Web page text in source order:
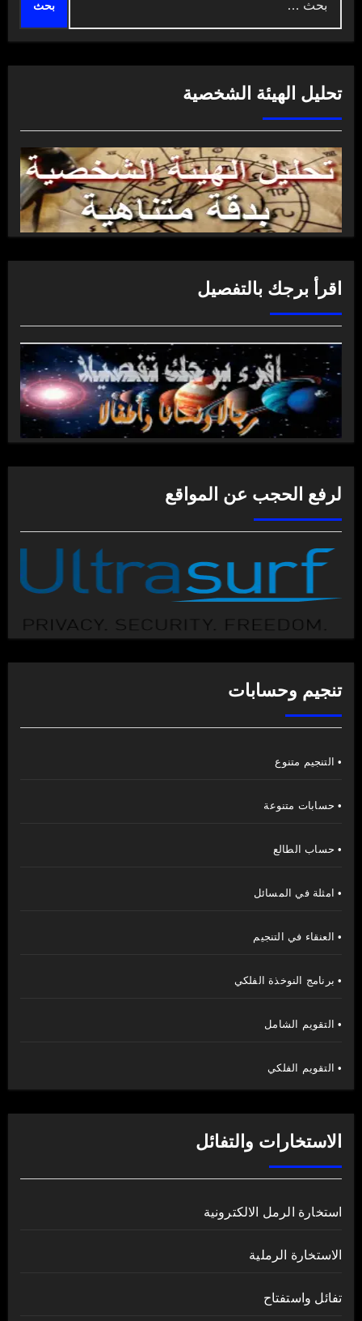
عن:
تحليل الهيئة الشخصية
اقرأ برجك بالتفصيل
لرفع الحجب عن المواقع
تنجيم وحسابات
• التنجيم متنوع
• حسابات متنوعة
• حساب الطالع
• امثلة في المسائل
• العنقاء في التنجيم
• برنامج النوخذة الفلكي
• التقويم الشامل
• التقويم الفلكي
الاستخارات والتفائل
استخارة الرمل الالكترونية
الاستخارة الرملية
تفائل واستفتاح